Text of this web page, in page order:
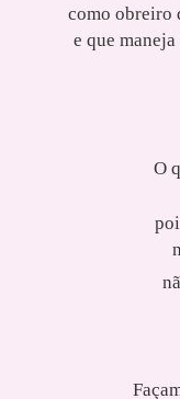
como obreiro
e que
O